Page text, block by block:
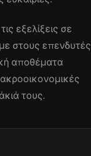
εξελίξεις σε
στους επενδυτές
αποθέματα
τους.